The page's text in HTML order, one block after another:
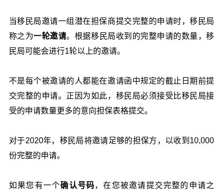
当移民局邀请一组潜在担保商提交完整的申请时，移民局
称之为一轮邀请。根据移民局收到的完整申请的数量，移
民局可能会进行1轮以上的邀请。
不是每个被邀请的人都能在邀请函中规定的截止日期前提
交完整的申请。正因为如此，移民局必须接受比移民局接
受的申请数量更多的意向担保表格提交。
对于2020年，移民局将邀请足够的担保方，以收到10,000
份完整的申请。
如果您有一个确认号码，在您被邀请提交完整的申请之